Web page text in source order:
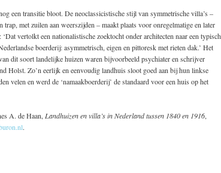
een transitie bloot. De neoclassicistische stijl van symmetrische villa’s –
met zuilen aan weerszijden – maakt plaats voor onregelmatige en later
vertolkt een nationalistische zoektocht onder architecten naar een typisch
boerderij: asymmetrisch, eigen en pittoresk met rieten dak.’ Het
dit soort landelijke huizen waren bijvoorbeeld psychiater en schrijver
Holst. Zo’n eerlijk en eenvoudig landhuis sloot goed aan bij hun linkse
velen en werd de ‘namaakboerderij’ de standaard voor een huis op het
A. de Haan,Landhuizen en villa’s in Nederland tussen 1840 en 1916,
.